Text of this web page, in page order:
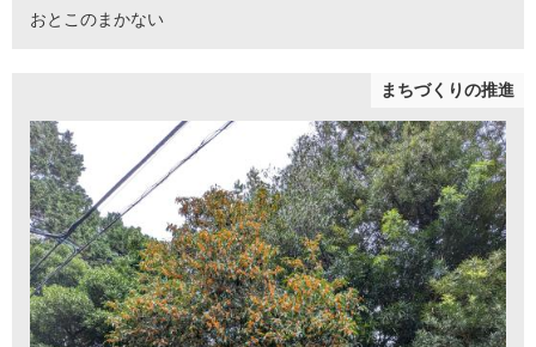
おとこのまかない
まちづくりの推進